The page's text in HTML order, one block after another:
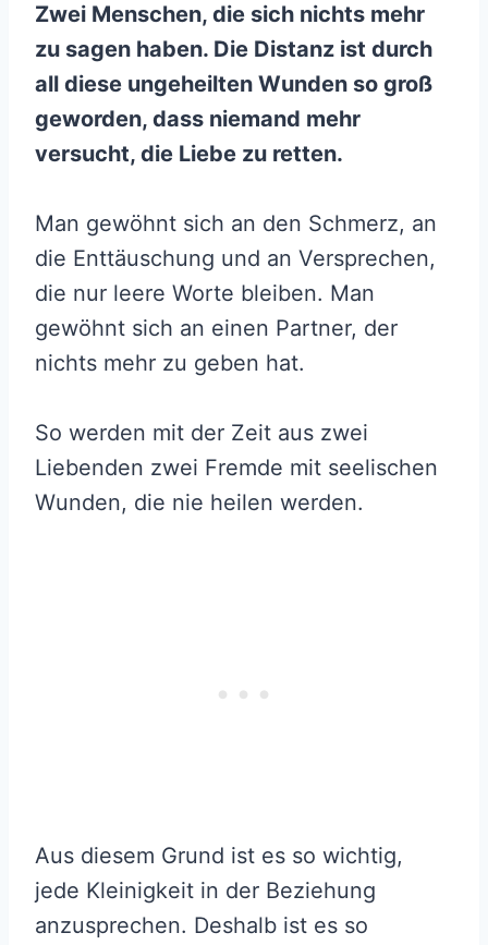
Zwei Menschen, die sich nichts mehr
zu sagen haben. Die Distanz ist durch
all diese ungeheilten Wunden so groß
geworden, dass niemand mehr
versucht, die Liebe zu retten.
Man gewöhnt sich an den Schmerz, an
die Enttäuschung und an Versprechen,
die nur leere Worte bleiben. Man
gewöhnt sich an einen Partner, der
nichts mehr zu geben hat.
So werden mit der Zeit aus zwei
Liebenden zwei Fremde mit seelischen
Wunden, die nie heilen werden.
Aus diesem Grund ist es so wichtig,
jede Kleinigkeit in der Beziehung
anzusprechen. Deshalb ist es so